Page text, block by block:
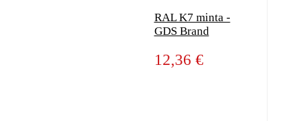
RAL K7 minta -
GDS Brand
12,36 €